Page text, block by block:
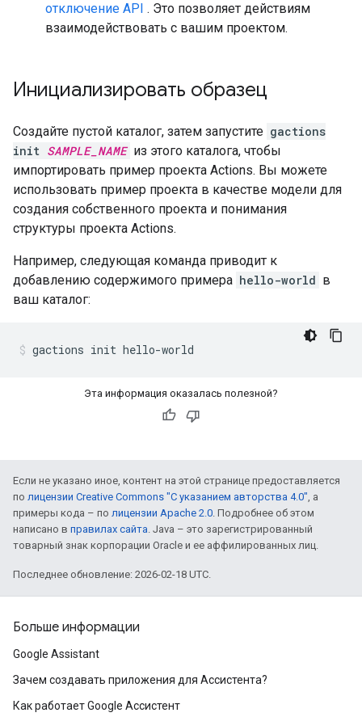
отключение API . Это позволяет действиям
взаимодействовать с вашим проектом.
Инициализировать образец
Создайте пустой каталог, затем запустите gactions
init SAMPLE_NAME из этого каталога, чтобы
импортировать пример проекта Actions. Вы можете
использовать пример проекта в качестве модели для
создания собственного проекта и понимания
структуры проекта Actions.
Например, следующая команда приводит к
добавлению содержимого примера hello-world в
ваш каталог:
gactions init hello-world
Эта информация оказалась полезной?
Если не указано иное, контент на этой странице предоставляется
по лицензии Creative Commons "С указанием авторства 4.0", а
примеры кода – по лицензии Apache 2.0. Подробнее об этом
написано в правилах сайта. Java – это зарегистрированный
товарный знак корпорации Oracle и ее аффилированных лиц.
Последнее обновление: 2026-02-18 UTC.
Больше информации
Google Assistant
Зачем создавать приложения для Ассистента?
Как работает Google Ассистент